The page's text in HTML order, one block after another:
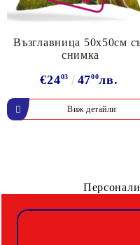
Възглавница 50х50см
снимка
€2403 4700лв.
Виж детайли